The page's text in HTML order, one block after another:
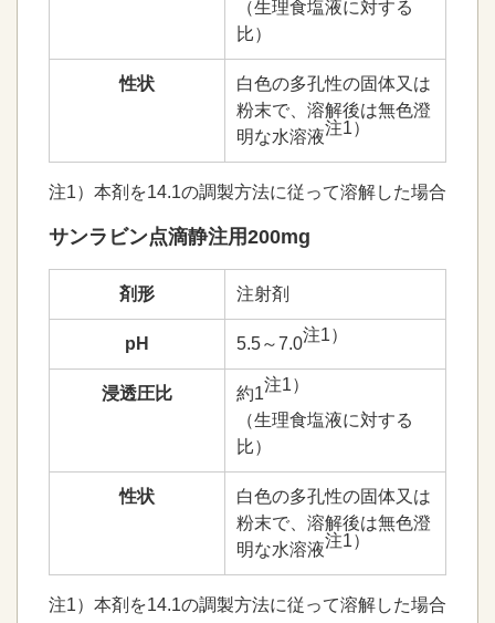
（生理食塩液に対する
比）
性状
白色の多孔性の固体又は
粉末で、溶解後は無色澄
明な水溶液注1）
注1）本剤を14.1の調製方法に従って溶解した場合
サンラビン点滴静注用200mg
剤形 注射剤
pH 5.5～7.0注1）
浸透圧比 約1注1）
（生理食塩液に対する
比）
性状
白色の多孔性の固体又は
粉末で、溶解後は無色澄
明な水溶液注1）
注1）本剤を14.1の調製方法に従って溶解した場合